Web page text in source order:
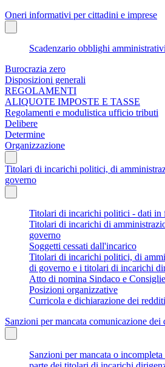
Oneri informativi per cittadini e imprese
Scadenzario obblighi amministrativi
Burocrazia zero
Disposizioni generali
REGOLAMENTI
ALIQUOTE IMPOSTE E TASSE
Regolamenti e modulistica ufficio tributi
Delibere
Determine
Organizzazione
Titolari di incarichi politici, di
governo
Titolari di incarichi politici - dati in
Titolari di incarichi di
governo
Soggetti cessati dall'incarico
Titolari di incarichi politici, di
di governo e i titolari di incarichi
Atto di nomina Sindaco e
Posizioni organizzative
Curricola e dichiarazione dei
Sanzioni per mancata comunicazione dei
Sanzioni per mancata o